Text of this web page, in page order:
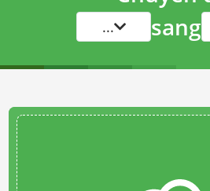
... sang